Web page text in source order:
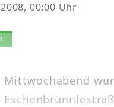
00:00 Uhr
Mittwochabend